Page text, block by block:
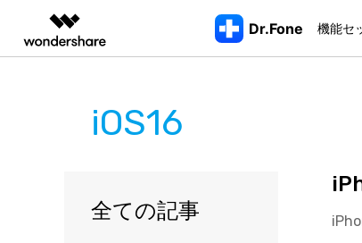
動画編集＆変換
動画変換ソフト
EdrawMind
パートナープログ
Dr.Fone 機能セ
注目製品
すべてのプランを見る>
デスクトップ製品
スマホ管理の悩みをすべて解決
iOS16
全ての記事